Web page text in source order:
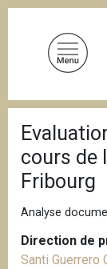
i
l
d
A
i
n
e
cours de
Fribourg
Analyse
Direction de
Santi Guerrero